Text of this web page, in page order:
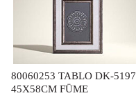
80060253 TABLO DK-5197
45X58CM FÜME